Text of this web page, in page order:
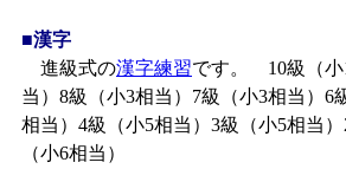
■漢字
進級式の漢字練習です。 10級（小
当）8級（小3相当）7級（小3相当）6
相当）4級（小5相当）3級（小5相当
（小6相当）